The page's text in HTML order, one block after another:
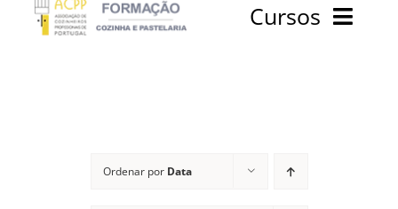
Cursos
Ordenar por Data